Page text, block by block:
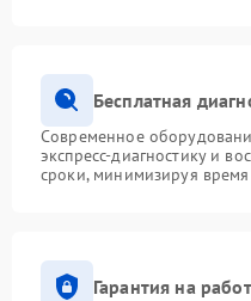
Бесплатная
Современное
экспресс-диагностику и
сроки, минимизируя время
Гарантия на